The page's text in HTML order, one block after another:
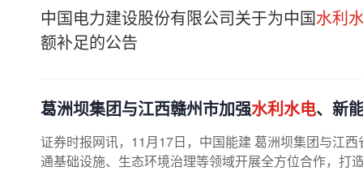
中国电力建设股份有限公司关于为中国水利
额补足的公告
葛洲坝集团与江西赣州市加强水利水电、新
证券时报网讯，11月17日，中国能建 葛洲坝集团与江
通基础设施、生态环境治理等领域开展全方位合作，打